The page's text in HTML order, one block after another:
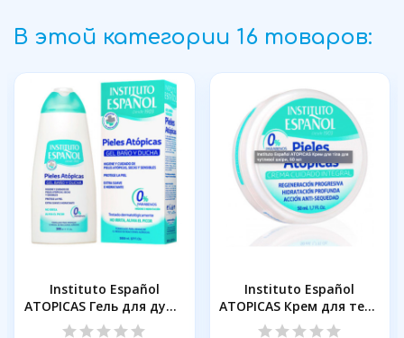
В этой категории 16 товаров:
Instituto Español
ATOPICAS Гель для душу
для...
Instituto Español
ATOPICAS Крем для тела
для...